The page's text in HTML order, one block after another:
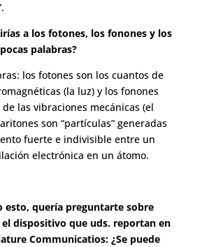
a los fotones, los fonones y los
palabras?
los fotones son los cuantos de
(la luz) y los fonones
las vibraciones mecánicas (el
son “partículas” generadas
fuerte e indivisible entre un
electrónica en un átomo.
esto, quería preguntarte sobre
dispositivo que uds. reportan en
Communicatios: ¿Se puede